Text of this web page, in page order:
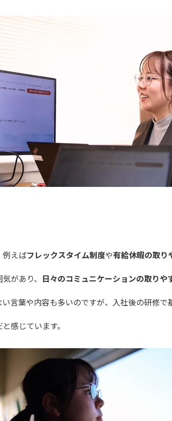
例えばフレックスタイム制度や有給休暇の取り
があり、 日々のコミュニケーションの取りや
言葉や内容も多いのですが、入社後の研修
と感じています。